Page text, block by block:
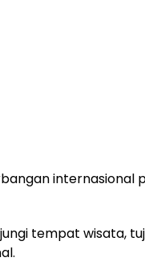
internasional
tempat wisata,